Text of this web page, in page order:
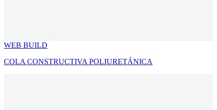
WEB BUILD
COLA CONSTRUCTIVA POLIURETÁNICA